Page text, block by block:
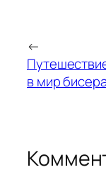
←
в мир